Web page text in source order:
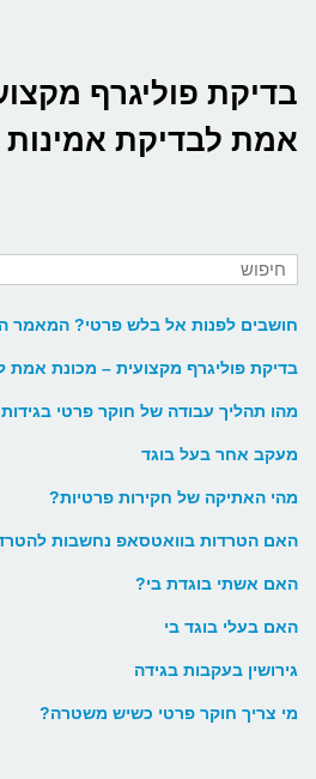
בדיקת פוליגרף
אמת לבדיקת אמינות
חושבים לפנות אל בלש פרטי? המאמר
בדיקת פוליגרף מקצועית – מכונת אמת
מהו תהליך עבודה של חוקר פרטי בגידות
מעקב אחר בעל בוגד
מהי האתיקה של חקירות פרטיות?
האם הטרדות בוואטסאפ נחשבות
האם אשתי בוגדת בי?
האם בעלי בוגד בי
גירושין בעקבות בגידה
מי צריך חוקר פרטי כשיש משטרה?